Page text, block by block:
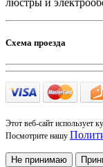
люстры и
Схема проезда
Этот веб-сайт использует
Посмотрите нашу
Не принимаю